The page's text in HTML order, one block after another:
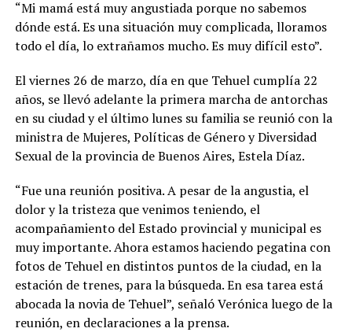
“Mi mamá está muy angustiada porque no sabemos
dónde está. Es una situación muy complicada, lloramos
todo el día, lo extrañamos mucho. Es muy difícil esto”.
El viernes 26 de marzo, día en que Tehuel cumplía 22
años, se llevó adelante la primera marcha de antorchas
en su ciudad y el último lunes su familia se reunió con la
ministra de Mujeres, Políticas de Género y Diversidad
Sexual de la provincia de Buenos Aires, Estela Díaz.
“Fue una reunión positiva. A pesar de la angustia, el
dolor y la tristeza que venimos teniendo, el
acompañamiento del Estado provincial y municipal es
muy importante. Ahora estamos haciendo pegatina con
fotos de Tehuel en distintos puntos de la ciudad, en la
estación de trenes, para la búsqueda. En esa tarea está
abocada la novia de Tehuel”, señaló Verónica luego de la
reunión, en declaraciones a la prensa.